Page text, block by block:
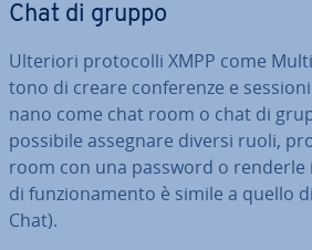
Chat di gruppo
Ulteriori pro­to­col­li XMPP come
to­no di creare con­fe­ren­ze e
na­no come chat room o chat di
possibile assegnare diversi ruoli,
room con una password o
di fun­zio­na­men­to è simile a quello di
Chat).